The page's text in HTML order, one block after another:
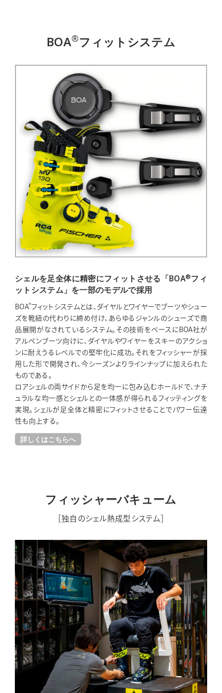
BOA®フィットシステム
シェルを足全体に精密にフィットさせる「BOA®フィ
ットシステム」を一部のモデルで採用
BOA®フィットシステムとは、ダイヤルとワイヤーでブーツやシュー
ズを靴紐の代わりに締め付け、あらゆるジャンルのシューズで商
品展開がなされているシステム。その技術をベースにBOA社が
アルペンブーツ向けに、ダイヤルやワイヤーをスキーのアクショ
ンに耐えうるレベルでの堅牢化に成功。それをフィッシャーが採
用した形で開発され、今シーズンよりラインナップに加えられた
ものである。
ロアシェルの両サイドから足を均一に包み込むホールドで、ナチ
ュラルな均一感とシェルとの一体感が得られるフィッティングを
実現。シェルが足全体と精密にフィットさせることでパワー伝達
性も向上する。
詳しくはこちらへ
フィッシャーバキューム
［独自のシェル熱成型システム］